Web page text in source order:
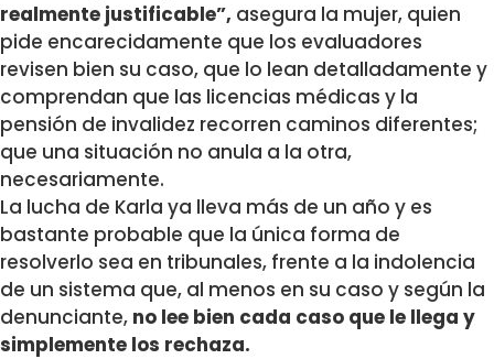
realmente justificable”, asegura la mujer, quien
pide encarecidamente que los evaluadores
revisen bien su caso, que lo lean detalladamente y
comprendan que las licencias médicas y la
pensión de invalidez recorren caminos diferentes;
que una situación no anula a la otra,
necesariamente.
La lucha de Karla ya lleva más de un año y es
bastante probable que la única forma de
resolverlo sea en tribunales, frente a la indolencia
de un sistema que, al menos en su caso y según la
denunciante, no lee bien cada caso que le llega y
simplemente los rechaza.